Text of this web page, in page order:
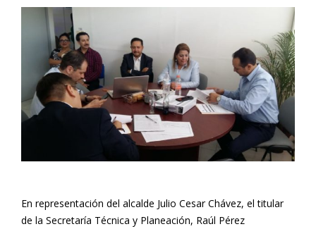
En representación del alcalde Julio Cesar Chávez, el titular
de la Secretaría Técnica y Planeación, Raúl Pérez